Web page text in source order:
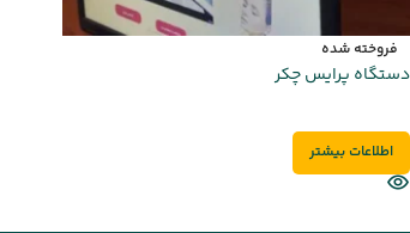
فروخته شده
دستگاه پرایس چکر
اطلاعات بیشتر